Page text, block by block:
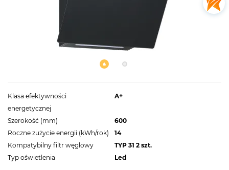
Klasa efektywności
energetycznej
A+
Szerokość (mm)
600
Roczne zużycie energii (kWh/rok)
14
Kompatybilny filtr węglowy
TYP 31 2 szt.
Typ oświetlenia
Led